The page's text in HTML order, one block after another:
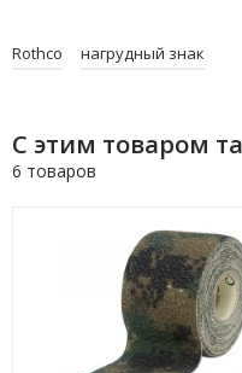
Rothco нагрудный знак
С этим товаром
6 товаров